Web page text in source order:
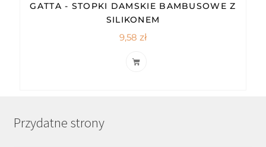
GATTA - STOPKI DAMSKIE BAMBUSOWE Z
SILIKONEM
9,58 zł
Przydatne strony